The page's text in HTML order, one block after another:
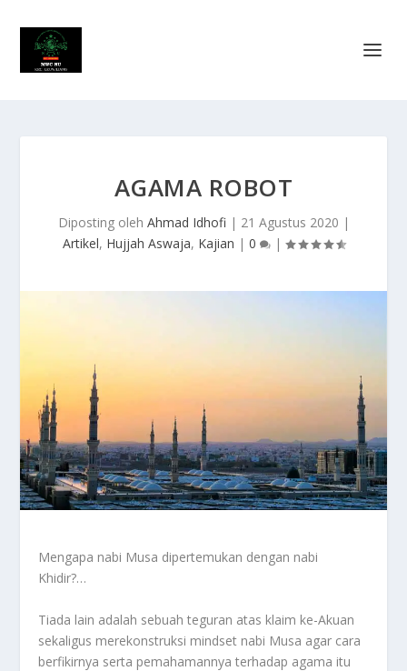
AGAMA ROBOT
Diposting oleh Ahmad Idhofi | 21 Agustus 2020 |
Artikel, Hujjah Aswaja, Kajian | 0 |
Mengapa nabi Musa dipertemukan dengan nabi
Khidir?…
Tiada lain adalah sebuah teguran atas klaim ke-Akuan
sekaligus merekonstruksi mindset nabi Musa agar cara
berfikirnya serta pemahamannya terhadap agama itu